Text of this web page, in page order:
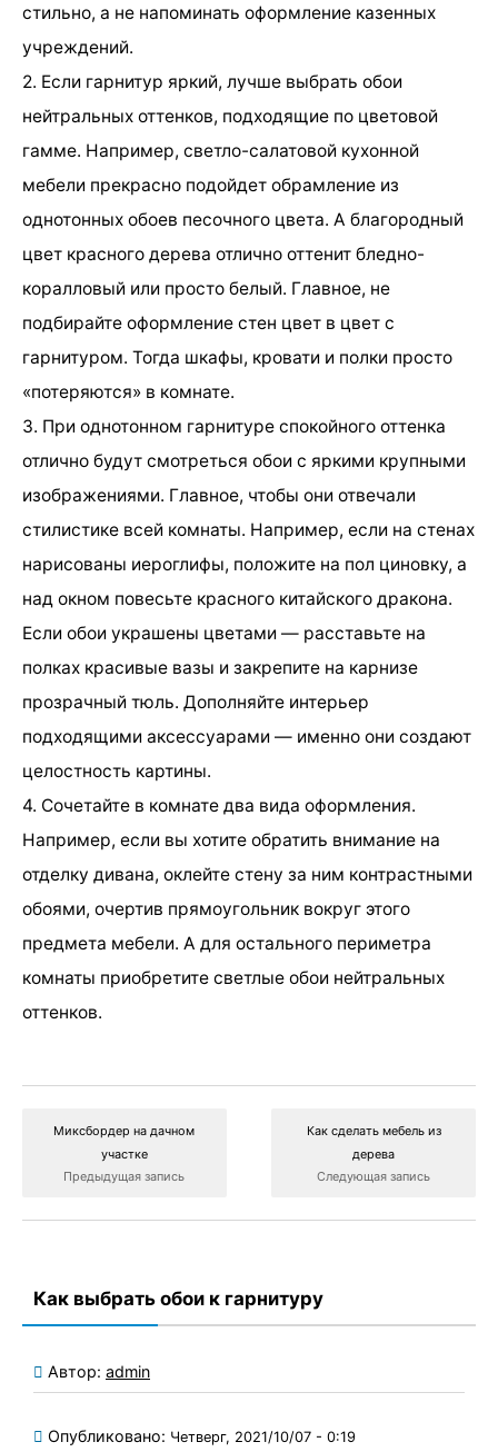
стильно, а не напоминать оформление казенных
учреждений.
2. Если гарнитур яркий, лучше выбрать обои
нейтральных оттенков, подходящие по цветовой
гамме. Например, светло-салатовой кухонной
мебели прекрасно подойдет обрамление из
однотонных обоев песочного цвета. А благородный
цвет красного дерева отлично оттенит бледно-
коралловый или просто белый. Главное, не
подбирайте оформление стен цвет в цвет с
гарнитуром. Тогда шкафы, кровати и полки просто
«потеряются» в комнате.
3. При однотонном гарнитуре спокойного оттенка
отлично будут смотреться обои с яркими крупными
изображениями. Главное, чтобы они отвечали
стилистике всей комнаты. Например, если на стенах
нарисованы иероглифы, положите на пол циновку, а
над окном повесьте красного китайского дракона.
Если обои украшены цветами — расставьте на
полках красивые вазы и закрепите на карнизе
прозрачный тюль. Дополняйте интерьер
подходящими аксессуарами — именно они создают
целостность картины.
4. Сочетайте в комнате два вида оформления.
Например, если вы хотите обратить внимание на
отделку дивана, оклейте стену за ним контрастными
обоями, очертив прямоугольник вокруг этого
предмета мебели. А для остального периметра
комнаты приобретите светлые обои нейтральных
оттенков.
Миксбордер на дачном
участке
Предыдущая запись
Как сделать мебель из
дерева
Следующая запись
Как выбрать обои к гарнитуру
Автор: admin
Опубликовано: Четверг, 2021/10/07 - 0:19